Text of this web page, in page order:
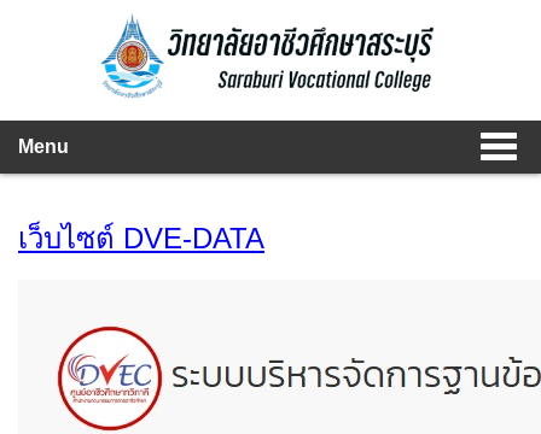
Menu
เว็บไซต์ DVE-DATA